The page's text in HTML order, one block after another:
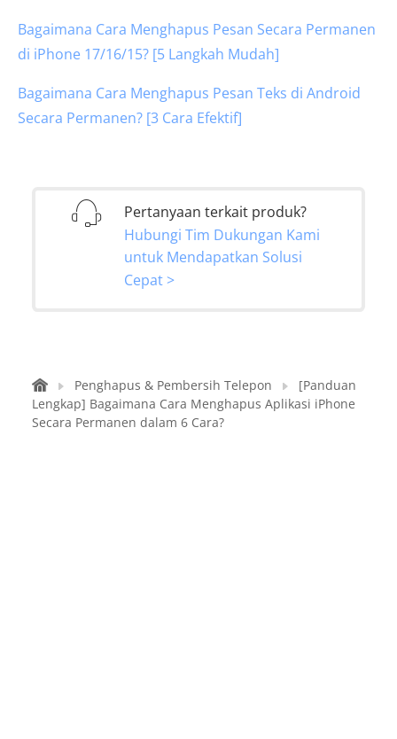
Bagaimana Cara Menghapus Pesan Secara Permanen
di iPhone 17/16/15? [5 Langkah Mudah]
Bagaimana Cara Menghapus Pesan Teks di Android
Secara Permanen? [3 Cara Efektif]
Pertanyaan terkait produk?
Hubungi Tim Dukungan Kami
untuk Mendapatkan Solusi
Cepat >
Penghapus & Pembersih Telepon
[Panduan
Lengkap] Bagaimana Cara Menghapus Aplikasi iPhone
Secara Permanen dalam 6 Cara?